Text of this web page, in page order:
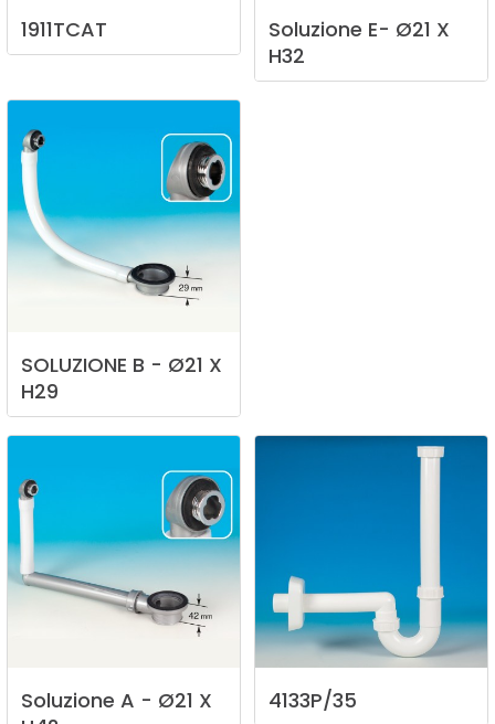
1911TCAT Soluzione E- Ø21 X
H32
SOLUZIONE B - Ø21 X
H29
Soluzione A - Ø21 X
4133P/35